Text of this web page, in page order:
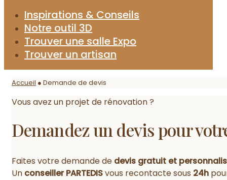
Inspirations & Conseils
Notre outil 3D
Trouver une salle Expo
Trouver un artisan
Accueil ● Demande de devis
Vous avez un projet de rénovation ?
Demandez un devis pour
Faites votre demande de devis gratuit et
Un conseiller PARTEDISvous recontacte sous 24h